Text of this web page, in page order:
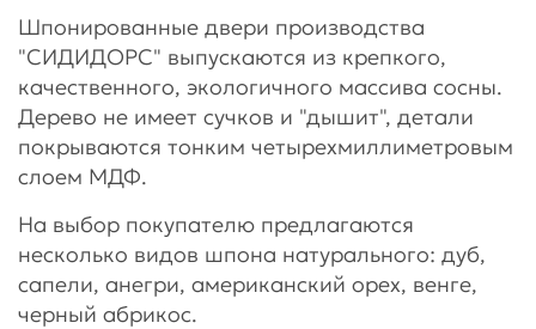
Шпонированные двери производства
"СИДИДОРС" выпускаются из крепкого,
качественного, экологичного массива сосны.
Дерево не имеет сучков и "дышит", детали
покрываются тонким четырехмиллиметровым
слоем МДФ.
На выбор покупателю предлагаются
несколько видов шпона натурального: дуб,
сапели, анегри, американский орех, венге,
черный абрикос.